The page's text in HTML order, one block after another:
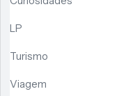
LP
Turismo
Viagem